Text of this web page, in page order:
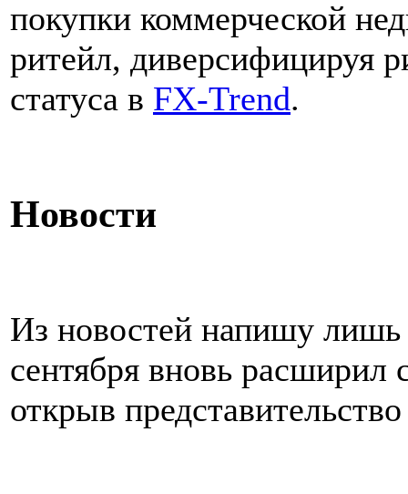
покупки коммерческой
ритейл, диверсифицируя
статуса в FX-Trend.
Новости
Из новостей напишу лишь
сентября вновь расширил
открыв